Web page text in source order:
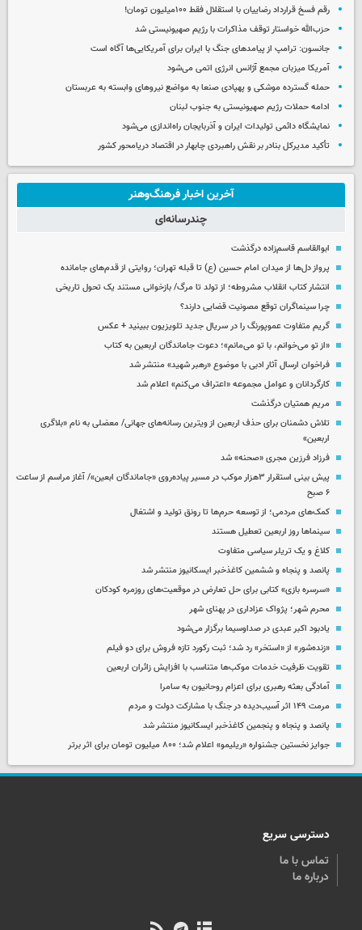
رقم فسخ قرارداد رضاییان با استقلال فقط ۱۰۰میلیون تومان!
حزب‌الله خواستار توقف مذاکرات با رژیم صهیونیستی شد
جانسون: ترامپ از پیامدهای جنگ با ایران برای آمریکایی‌ها آگاه است
آمریکا میزبان مجمع آژانس انرژی اتمی می‌شود
حمله گسترده موشکی و پهپادی صنعا به مواضع نیروهای وابسته به عربستان
ادامه حملات رژیم صهیونیستی به جنوب لبنان
نمایشگاه دائمی تولیدات ایران و آذربایجان راه‌اندازی می‌شود
تأکید مدیرکل بنادر بر نقش راهبردی چابهار در اقتصاد دریامحور کشور
آخرین اخبار فرهنگ‌وهنر
چندرسانه‌ای
ابوالقاسم قاسم‌زاده درگذشت
پرواز دل‌ها از میدان امام حسین (ع) تا قبله تهران؛ روایتی از قدم‌های جامانده
انتشار کتاب انقلاب مشروطه؛ از تولد تا مرگ/ بازخوانی مستند یک تحول تاریخی
چرا سینماگران توقع مصونیت قضایی دارند؟
گریم متفاوت عموپورنگ را در سریال جدید تلویزیون ببینید + عکس
«از تو می‌خوانم، با تو می‌مانم»؛ دعوت جاماندگان اربعین به کتاب
فراخوان ارسال آثار ادبی با موضوع «رهبر شهید» منتشر شد
کارگردانان و عوامل مجموعه «اعتراف می‌کنم» اعلام شد
مریم همتیان درگذشت
تلاش دشمنان برای حذف اربعین از ویترین رسانه‌های جهانی/ معضلی به نام «بلاگری
اربعین»
فرزاد فرزین مجری «صحنه» شد
پیش بینی استقرار ۳هزار موکب در مسیر پیاده‌روی «جاماندگان ابعین»/ آغاز مراسم از ساعت
۶ صبح
کمک‌های مردمی؛ از توسعه حرم‌ها تا رونق تولید و اشتغال
سینماها روز اربعین تعطیل هستند
کلاغ و یک تریلر سیاسی متفاوت
پانصد و پنجاه و ششمین کاغذخبر ایسکانیوز منتشر شد
«سرسره بازی» کتابی برای حل تعارض در موقعیت‌های روزمره کودکان
محرم شهر؛ پژواک عزاداری در پهنای شهر
یادبود اکبر عبدی در صداوسیما برگزار می‌شود
«زنده‌شور» از «استخر» رد شد؛ ثبت رکورد تازه فروش برای دو فیلم
تقویت ظرفیت خدمات موکب‌ها متناسب با افزایش زائران اربعین
آمادگی بعثه رهبری برای اعزام روحانیون به سامرا
مرمت ۱۴۹ اثر آسیب‌دیده در جنگ با مشارکت دولت و مردم
پانصد و پنجاه و پنجمین کاغذخبر ایسکانیوز منتشر شد
جوایز نخستین جشنواره «ریلیمو» اعلام شد؛ ۸۰۰ میلیون تومان برای اثر برتر
دسترسی سریع
تماس با ما
درباره ما